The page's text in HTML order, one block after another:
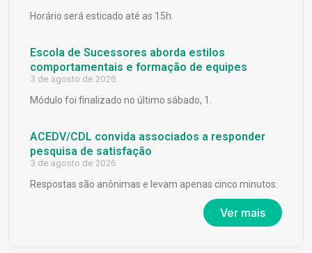
Horário será esticado até as 15h.
Escola de Sucessores aborda estilos
comportamentais e formação de equipes
3 de agosto de 2026
Módulo foi finalizado no último sábado, 1.
ACEDV/CDL convida associados a responder
pesquisa de satisfação
3 de agosto de 2026
Respostas são anônimas e levam apenas cinco minutos.
Ver mais